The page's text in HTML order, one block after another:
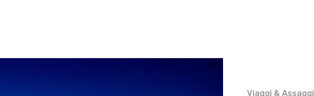
Viaggi & Assaggi